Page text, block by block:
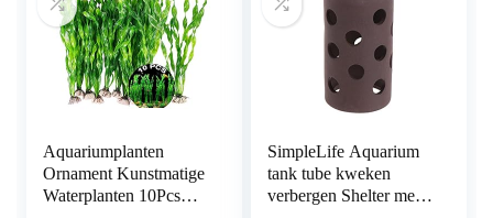
Aquariumplanten
Ornament Kunstmatige
Waterplanten 10Pcs
SimpleLife Aquarium
tank tube kweken
verbergen Shelter met